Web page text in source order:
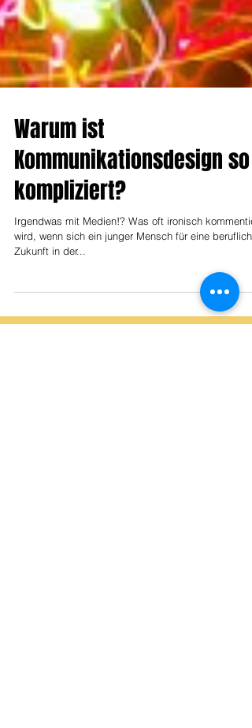
Warum ist
Kommunikationsdesign so
kompliziert?